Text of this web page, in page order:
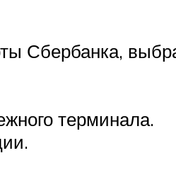
Сбербанка,
терминала.